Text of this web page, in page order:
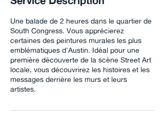
Une balade de 2 heures dans le quartier de
South Congress. Vous apprécierez
certaines des peintures murales les plus
emblématiques d'Austin. Idéal pour une
première découverte de la scène Street Art
locale, vous découvrirez les histoires et les
messages derrière les murs et leurs
artistes.